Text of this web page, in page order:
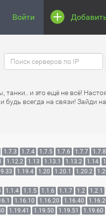
Войти
танки.. и это ещё не всё!
всегда на связи! Зайди на
1.7.3 1.7.4 1.7.5 1.7.6 1.7.7 1.7.8
1.12.2 1.13 1.13.1 1.13.2 1.14
1.19.4 1.20 1.20.1 1.20.2
1.1.4 1.1.5 1.1.6 1.1.7 1.2 1.2.1
1.16.10 1.16.20 1.16.40
1.19.41 1.19.50 1.19.51 1.19.60